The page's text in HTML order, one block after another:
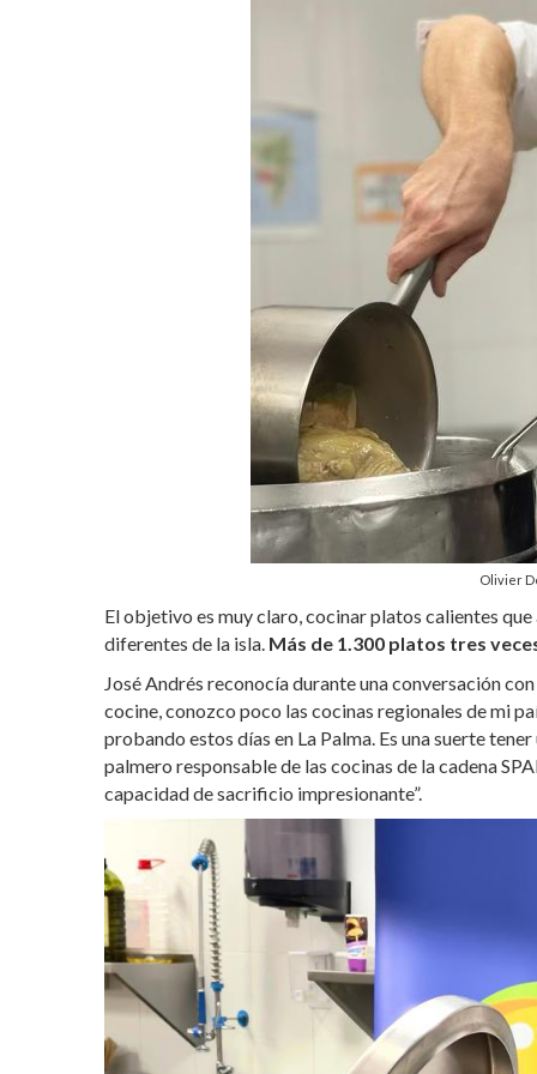
Olivier
El objetivo es muy claro, cocinar platos calientes
diferentes de la isla. Más de 1.300 platos tres
José Andrés reconocía durante una conversación
cocine, conozco poco las cocinas regionales de mi
probando estos días en La Palma. Es una suerte
palmero responsable de las cocinas de la cadena
capacidad de sacrificio impresionante”.